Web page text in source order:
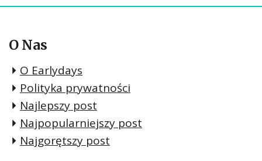
O Nas
O Earlydays
Polityka prywatności
Najlepszy post
Najpopularniejszy post
Najgorętszy post